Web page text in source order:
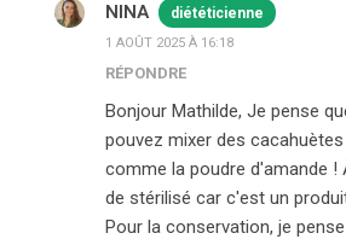
NINA diététicienne
1 AOÛT 2025 À 16:18
RÉPONDRE
Bonjour Mathilde, Je pense
pouvez mixer des
comme la poudre d'amande !
de stérilisé car c'est un
Pour la conservation, je